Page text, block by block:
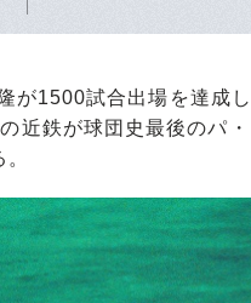
1500試合出場を達成
近鉄が球団史最後のパ